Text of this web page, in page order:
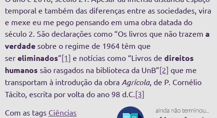
temporal e também das diferenças entre as sociedades, vira
e mexe eu me pego pensando em uma obra datada do
século 2. São declarações como “Os livros que não trazem a
verdade sobre o regime de 1964 têm que
ser eliminados”[1] e notícias como “Livros de direitos
humanos são rasgados na biblioteca da UnB”[2] que me
transportam à introdução da obra Agrícola, de P. Cornélio
Tácito, escrita por volta do ano 98 d.C.[3]
Com as tags Ciências